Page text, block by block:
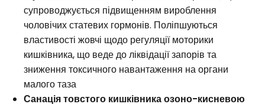
супроводжується підвищенням вироблення
чоловічих статевих гормонів. Поліпшуються
властивості жовчі щодо регуляції моторики
кишківника, що веде до ліквідації запорів та
зниження токсичного навантаження на органи
малого таза
Санація товстого кишківника озоно-кисневою